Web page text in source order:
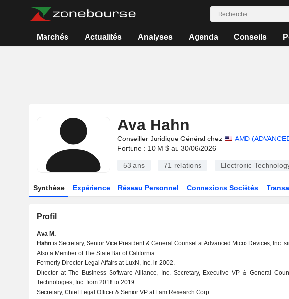
Marchés Actualités Analyses Agenda Conseils
Ava Hahn
Conseiller Juridique Général chez
AMD
Fortune : 10 M $ au 30/06/2026
53 ans 71 relations Electronic
Synthèse Expérience Réseau Personnel Connexions Sociétés
Profil
Ava M.
Hahnis Secretary, Senior Vice President & General Counsel at Advanced Micro Devices, Inc.
Also a Member of The State Bar of California.
Formerly Director-Legal Affairs at LuxN, Inc. in 2002.
Director at The Business Software Alliance, Inc. Secretary, Executive VP & General
Technologies, Inc. from 2018 to 2019.
Secretary, Chief Legal Officer & Senior VP at Lam Research Corp.